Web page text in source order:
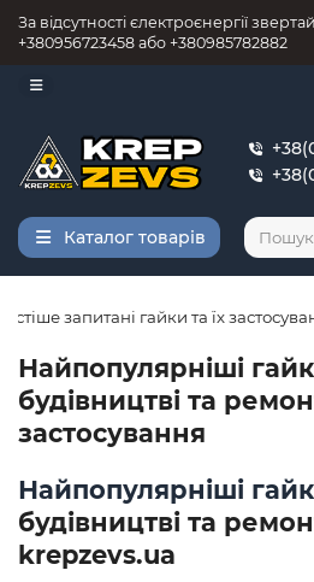
За відсутності єлектроєнергії
+380956723458 або +380985782882
Каталог товарів
запитані гайки та їх
Найпопулярніші
будівництві та
застосування
Найпопулярніші
будівництві та
krepzevs.ua